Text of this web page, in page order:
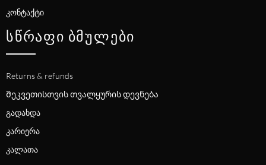
კონტაქტი
ᲡᲬᲠᲐᲤᲘ ᲑᲛᲣᲚᲔᲑᲘ
Returns & refunds
Შეკვეთისთვის თვალყურის დევნება
გადახდა
კარიერა
კალათა